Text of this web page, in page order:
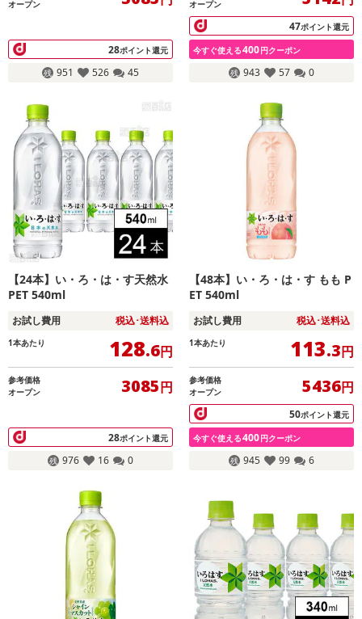
オープン
28ポイント還元
951 526 45
オープン
47ポイント還元
今すぐ使える400円クーポン
943 57 0
【24本】い・ろ・は・す天然水
PET 540ml
お試し費用 税込･送料込
1本あたり 128.6円
参考価格
オープン
3085円
28ポイント還元
976 16 0
【48本】い・ろ・は・す もも P
ET 540ml
お試し費用 税込･送料込
1本あたり 113.3円
参考価格
オープン
5436円
50ポイント還元
今すぐ使える400円クーポン
945 99 6